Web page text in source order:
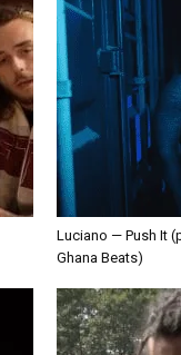
Luciano — Push It
Ghana Beats)